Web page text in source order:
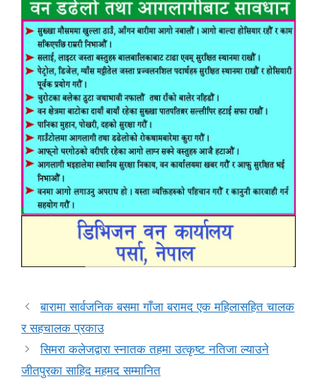
बारामा सार्वजनिक बसमा गाँजा बरामद एक महिलासहित चालक
र सहचालक प्रकाउ
सिमरा कलेजद्वारा स्नातक तहमा उत्कृष्ट नतिजा ल्याउने
जीतपुरका साहिद महमद सम्मानित